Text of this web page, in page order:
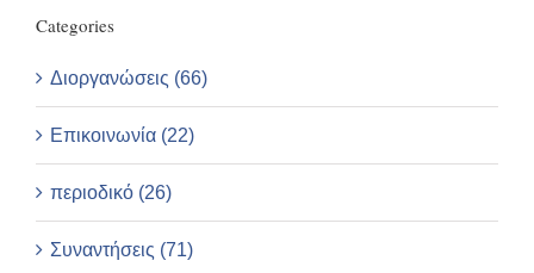
Categories
Διοργανώσεις (66)
Επικοινωνία (22)
περιοδικό (26)
Συναντήσεις (71)